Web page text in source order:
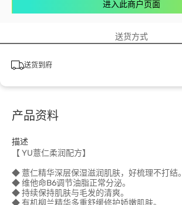
进入此商户页面
送货方式
送货到府
产品资料
描述
【 YU薏仁柔润配方】
◆ 薏仁精华深层保湿滋润肌肤，好梳理不打结。
◆ 维他命B6调节油脂正常分泌。
◆ 持续保持肌肤与毛发的清爽。
◆ 有机柳兰精华多重舒缓修护娇嫩肌肤。